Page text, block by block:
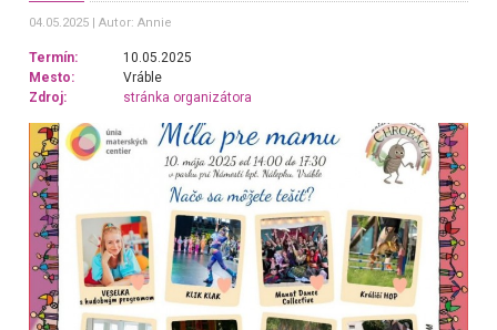
04.05.2025 Autor: Annie
Termín:
10.05.2025
Mesto:
Vráble
Zdroj:
stránka organizátora